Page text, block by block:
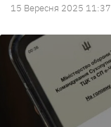
15 Вересня 2025 11:37